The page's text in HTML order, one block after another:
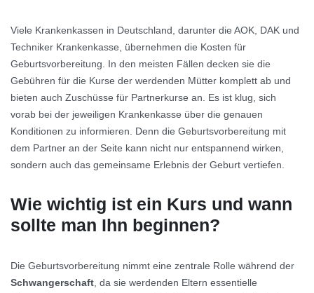
Viele Krankenkassen in Deutschland, darunter die AOK, DAK und
Techniker Krankenkasse, übernehmen die Kosten für
Geburtsvorbereitung. In den meisten Fällen decken sie die
Gebühren für die Kurse der werdenden Mütter komplett ab und
bieten auch Zuschüsse für Partnerkurse an. Es ist klug, sich
vorab bei der jeweiligen Krankenkasse über die genauen
Konditionen zu informieren. Denn die Geburtsvorbereitung mit
dem Partner an der Seite kann nicht nur entspannend wirken,
sondern auch das gemeinsame Erlebnis der Geburt vertiefen.
Wie wichtig ist ein Kurs und wann
sollte man Ihn beginnen?
Die Geburtsvorbereitung nimmt eine zentrale Rolle während der
Schwangerschaft, da sie werdenden Eltern essentielle